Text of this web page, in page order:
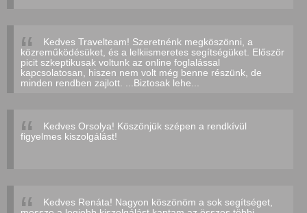
Kedves Travelteam! Szeretnénk megköszönni, a
közreműködésüket, és a lelkiismeretes segítségüket. Először
picit szkeptikusak voltunk az online foglalással
kapcsolatosan, hiszen nem volt még benne részünk, de
minden rendben zajlott. ...Biztosak lehe...
Kedves Orsolya! Köszönjük szépen a rendkívül
figyelmes kiszolgálást!
Kedves Renáta! Nagyon köszönöm a sok segítséget,